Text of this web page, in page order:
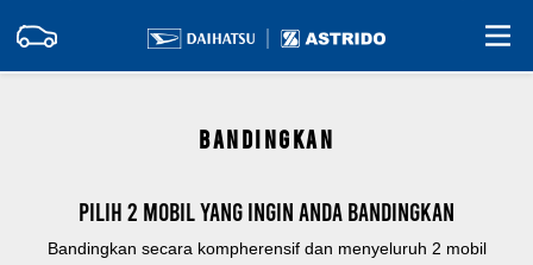
BANDINGKAN
Pilih 2 mobil yang ingin Anda bandingkan
Bandingkan secara kompherensif dan menyeluruh 2 mobil